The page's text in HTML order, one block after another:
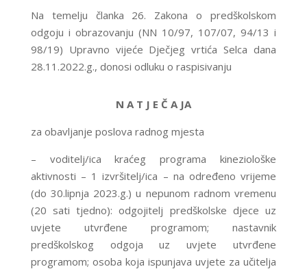
Na temelju članka 26. Zakona o predškolskom
odgoju i obrazovanju (NN 10/97, 107/07, 94/13 i
98/19) Upravno vijeće Dječjeg vrtića Selca dana
28.11.2022.g., donosi odluku o raspisivanju
N A T J E Č A JA
za obavljanje poslova radnog mjesta
– voditelj/ica kraćeg programa kineziološke
aktivnosti – 1 izvršitelj/ica – na određeno vrijeme
(do 30.lipnja 2023.g.) u nepunom radnom vremenu
(20 sati tjedno): odgojitelj predškolske djece uz
uvjete utvrđene programom; nastavnik
predškolskog odgoja uz uvjete utvrđene
programom; osoba koja ispunjava uvjete za učitelja